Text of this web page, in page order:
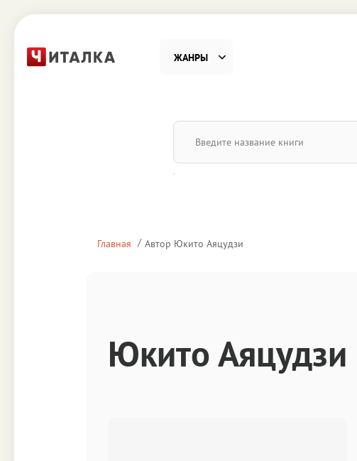
ЖАНРЫ
Проза
Главная Автор Юкито Аяцудзи
Юкито Аяцудзи